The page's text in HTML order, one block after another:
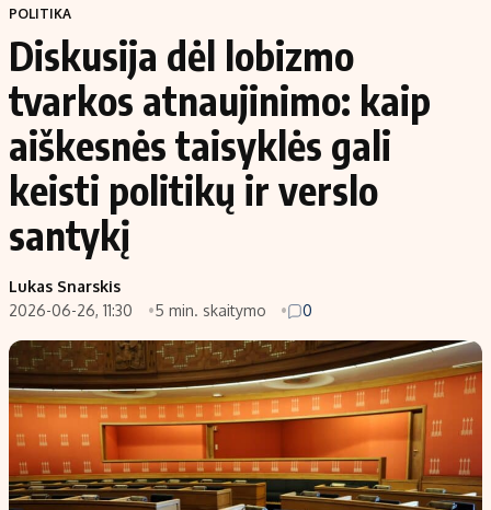
POLITIKA
Diskusija dėl lobizmo
tvarkos atnaujinimo: kaip
aiškesnės taisyklės gali
keisti politikų ir verslo
santykį
Lukas Snarskis
2026-06-26, 11:30
5 min. skaitymo 0